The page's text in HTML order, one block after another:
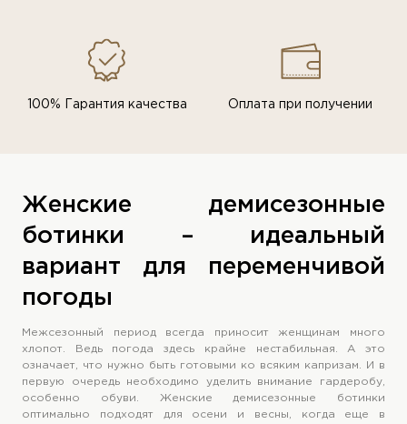
100% Гарантия качества Оплата при получении
Женские демисезонные
ботинки – идеальный
вариант для переменчивой
погоды
Межсезонный период всегда приносит женщинам много
хлопот. Ведь погода здесь крайне нестабильная. А это
означает, что нужно быть готовыми ко всяким капризам. И в
первую очередь необходимо уделить внимание гардеробу,
особенно обуви. Женские демисезонные ботинки
оптимально подходят для осени и весны, когда еще в